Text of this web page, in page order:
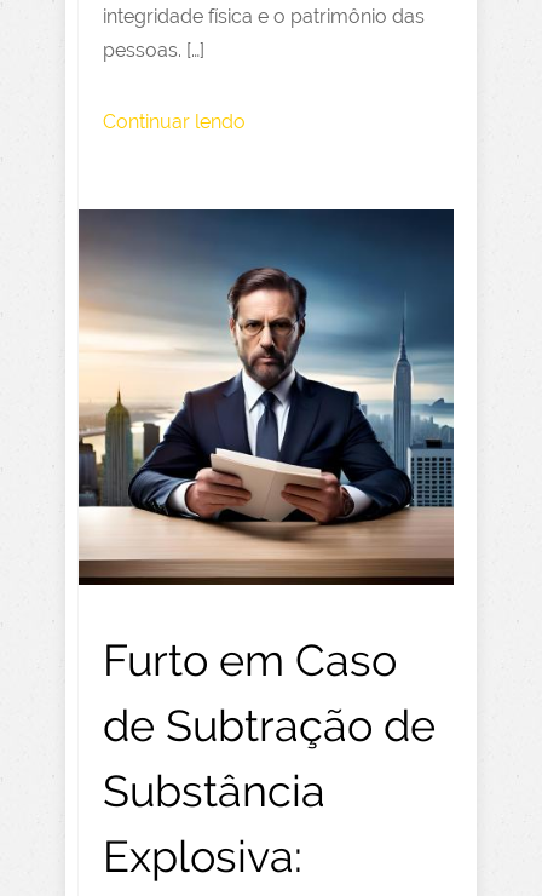
integridade física e o patrimônio das
pessoas. […]
Continuar lendo
Furto em Caso
de Subtração de
Substância
Explosiva: